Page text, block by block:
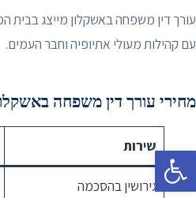
פתח סרגל נגישות
עורך דין משפחה באשקלון מייצג בבית
עם קהילות מעולי אתיופיה וחבר העמים.
מחירי עורך דין משפחה
שירות
גירושין בהסכמה